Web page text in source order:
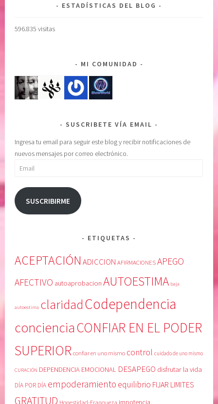
ESTADÍSTICAS DEL BLOG
596.835 visitas
MI COMUNIDAD
SUSCRIBETE VÍA EMAIL
Ingresa tu email para seguir este blog y recibir notificaciones de
nuevos mensajes por correo electrónico.
Email
SUSCRIBIRME
ETIQUETAS
ACEPTACIÓN ADICCION AFIRMACIONES APEGO
AFECTIVO autoaprobacion AUTOESTIMA baja
autoestima claridadCodependencia
concienciaCONFIAR EN EL PODER
SUPERIOR confiar en uno mismo control cuidado de uno mismo
CURACIÓN DEPENDENCIA EMOCIONAL DESAPEGO disfrutar la vida
DÍA POR DÍA empoderamiento equilibrio FIJAR LIMITES
GRATITUD Honestidad-Franqueza